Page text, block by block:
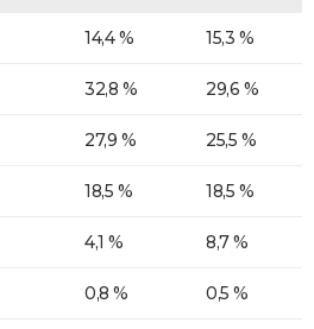
14,4 % 15,3 %
32,8 % 29,6 %
27,9 % 25,5 %
18,5 % 18,5 %
4,1 % 8,7 %
0,8 % 0,5 %